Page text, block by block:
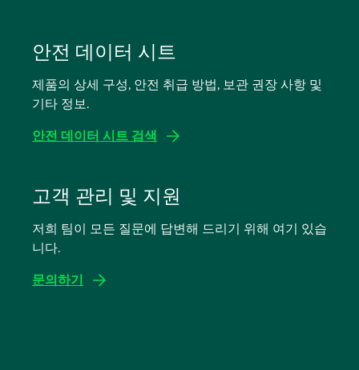
안전 데이터 시트
제품의 상세 구성, 안전 취급 방법, 보관 권장 사항 및
기타 정보.
안전 데이터 시트 검색
고객 관리 및 지원
저희 팀이 모든 질문에 답변해 드리기 위해 여기 있습
니다.
문의하기